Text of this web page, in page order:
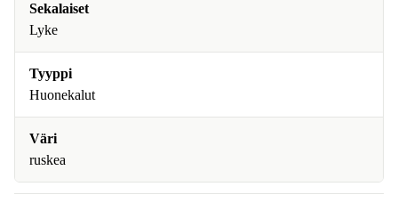
Sekalaiset
Lyke
Tyyppi
Huonekalut
Väri
ruskea